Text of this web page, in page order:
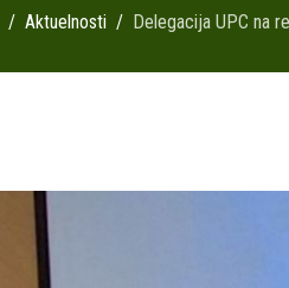
Aktuelnosti Delegacija UPC na